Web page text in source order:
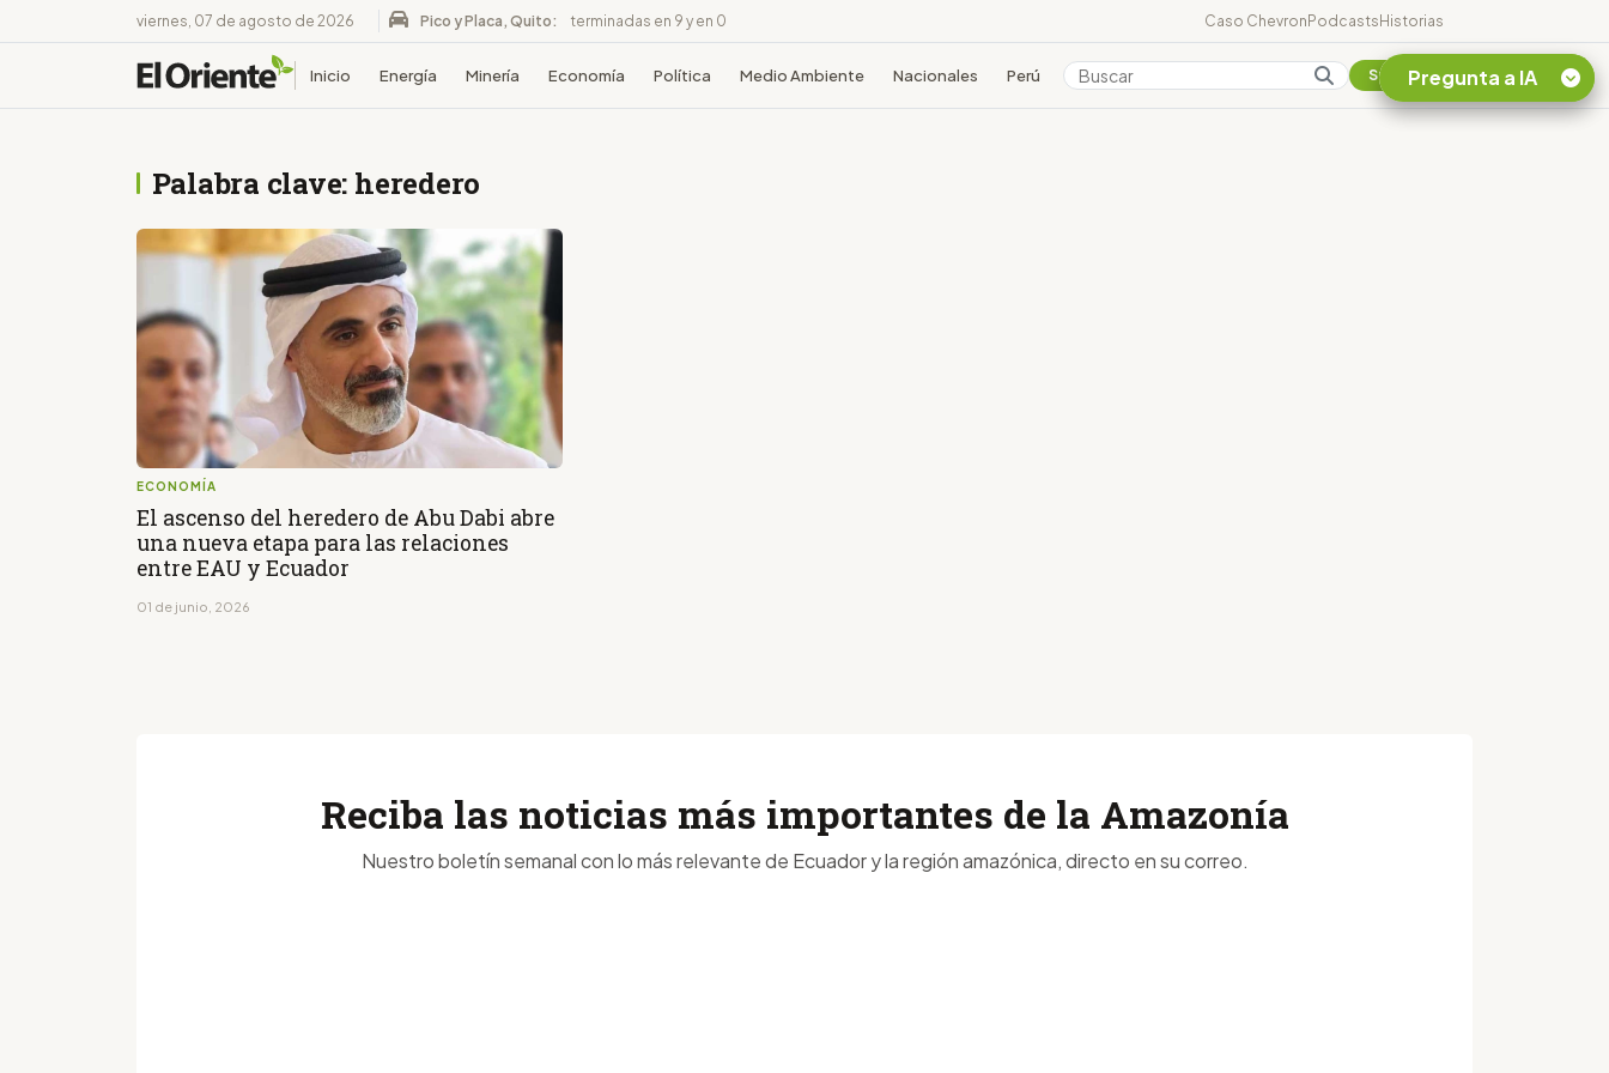
viernes, 07 de agosto de 2026 Pico y Placa, Quito: terminadas en 9 y en 0 Caso ChevronPodcastsHistorias
Inicio Energía Minería Economía Política Medio Ambiente Nacionales Perú Colombia Suscribirse
Palabra clave: heredero
ECONOMÍA
El ascenso del heredero de Abu Dabi abre
una nueva etapa para las relaciones
entre EAU y Ecuador
01 de junio, 2026
Pregunta a IA
Reciba las noticias más importantes de la Amazonía
Nuestro boletín semanal con lo más relevante de Ecuador y la región amazónica, directo en su correo.